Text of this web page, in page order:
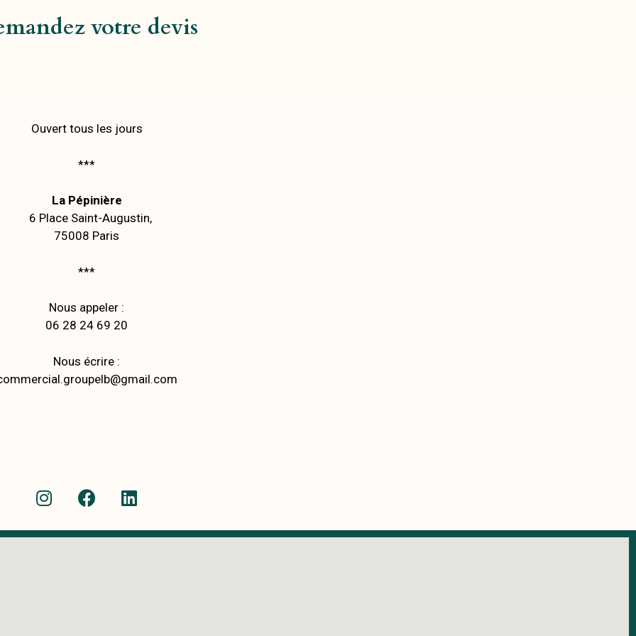
votre devis
Ouvert tous les jours
***
La Pépinière
6 Place Saint-Augustin,
75008 Paris
***
Nous appeler :
06 28 24 69 20
Nous écrire :